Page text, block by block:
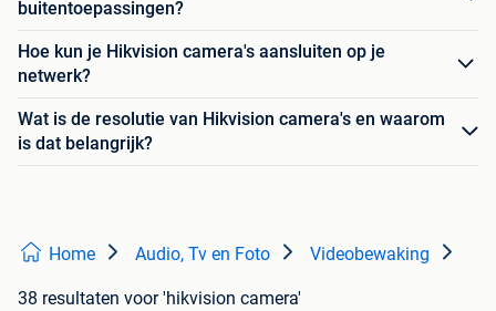
buitentoepassingen?
Hoe kun je Hikvision camera's aansluiten op je
netwerk?
Wat is de resolutie van Hikvision camera's en waarom
is dat belangrijk?
Home Audio, Tv en Foto Videobewaking
38 resultaten voor 'hikvision camera'